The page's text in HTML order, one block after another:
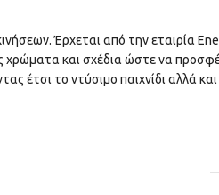
Έρχεται από την εταιρία
χρώματα και σχέδια ώστε να
έτσι το ντύσιμο παιχνίδι αλλά και